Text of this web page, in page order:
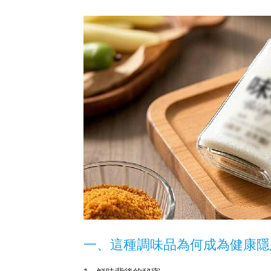
一、這種調味品為何成為健康